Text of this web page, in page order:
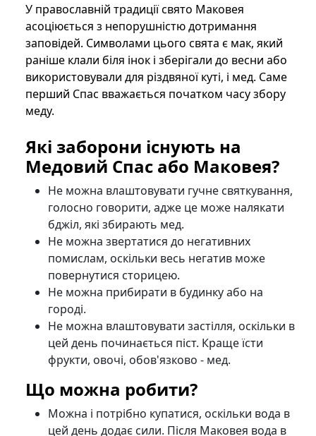
У православній традиції свято Маковея
асоціюється з непорушністю дотримання
заповідей. Символами цього свята є мак, який
раніше клали біля інок і зберігали до весни або
використовували для різдвяної куті, і мед. Саме
перший Спас вважається початком часу збору
меду.
Які заборони існують на
Медовий Спас або Маковея?
Не можна влаштовувати гучне святкування,
голосно говорити, адже це може налякати
бджіл, які збирають мед.
Не можна звертатися до негативних
помислам, оскільки весь негатив може
повернутися сторицею.
Не можна прибирати в будинку або на
городі.
Не можна влаштовувати застілля, оскільки в
цей день починається піст. Краще їсти
фрукти, овочі, обов'язково - мед.
Що можна робити?
Можна і потрібно купатися, оскільки вода в
цей день додає сили. Після Маковея вода в